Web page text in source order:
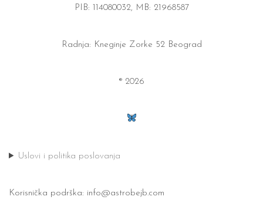
PIB: 114080032, MB: 21968587
Radnja: Kneginje Zorke 52 Beograd
® 2026
Uslovi i politika poslovanja
Korisnička podrška: info@astrobejb.com